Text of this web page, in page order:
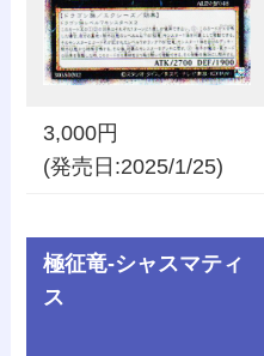
3,000円
(発売日:2025/1/25)
極征竜-シャスマティ
ス